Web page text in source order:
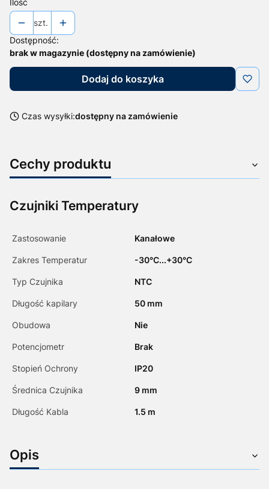
Ilość
szt.
Dostępność:
brak w magazynie (dostępny na zamówienie)
Dodaj do koszyka
Czas wysyłki:dostępny na zamówienie
Cechy produktu
Czujniki Temperatury
Zastosowanie Kanałowe
Zakres Temperatur -30°C...+30°C
Typ Czujnika NTC
Długość kapilary 50 mm
Obudowa Nie
Potencjometr Brak
Stopień Ochrony IP20
Średnica Czujnika 9 mm
Długość Kabla 1.5 m
Opis